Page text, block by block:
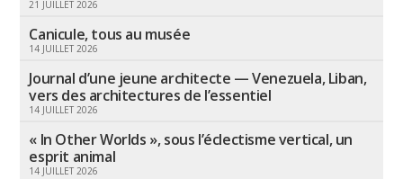
21 JUILLET 2026
Canicule, tous au musée
14 JUILLET 2026
Journal d’une jeune architecte — Venezuela, Liban,
vers des architectures de l’essentiel
14 JUILLET 2026
« In Other Worlds », sous l’éclectisme vertical, un
esprit animal
14 JUILLET 2026